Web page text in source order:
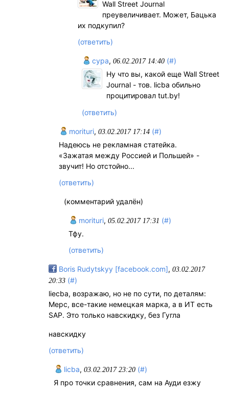
Wall Street Journal
преувеличивает. Может, Бацька
их подкупил?
(ответить)
cypa,06.02.2017 14:40 (#)
Ну что вы, какой еще Wall Street
Journal - тов. licba обильно
процитировал tut.by!
(ответить)
morituri,03.02.2017 17:14 (#)
Надеюсь не рекламная статейка.
«Зажатая между Россией и Польшей» -
звучит! Но отстойно...
(ответить)
(комментарий удалён)
morituri, 05.02.2017 17:31 (#)
Тфу.
(ответить)
Boris Rudytskyy [facebook.com],03.02.2017
20:33 (#)
liecba, возражаю, но не по сути, по деталям:
Мерс, все-такие немецкая марка, а в ИТ есть
SAP. Это только навскидку, без Гугла
навскидку
(ответить)
licba,03.02.2017 23:20 (#)
Я про точки сравнения, сам на Ауди езжу